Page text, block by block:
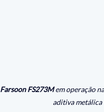
Farsoon FS273M em operação
aditiva metálica